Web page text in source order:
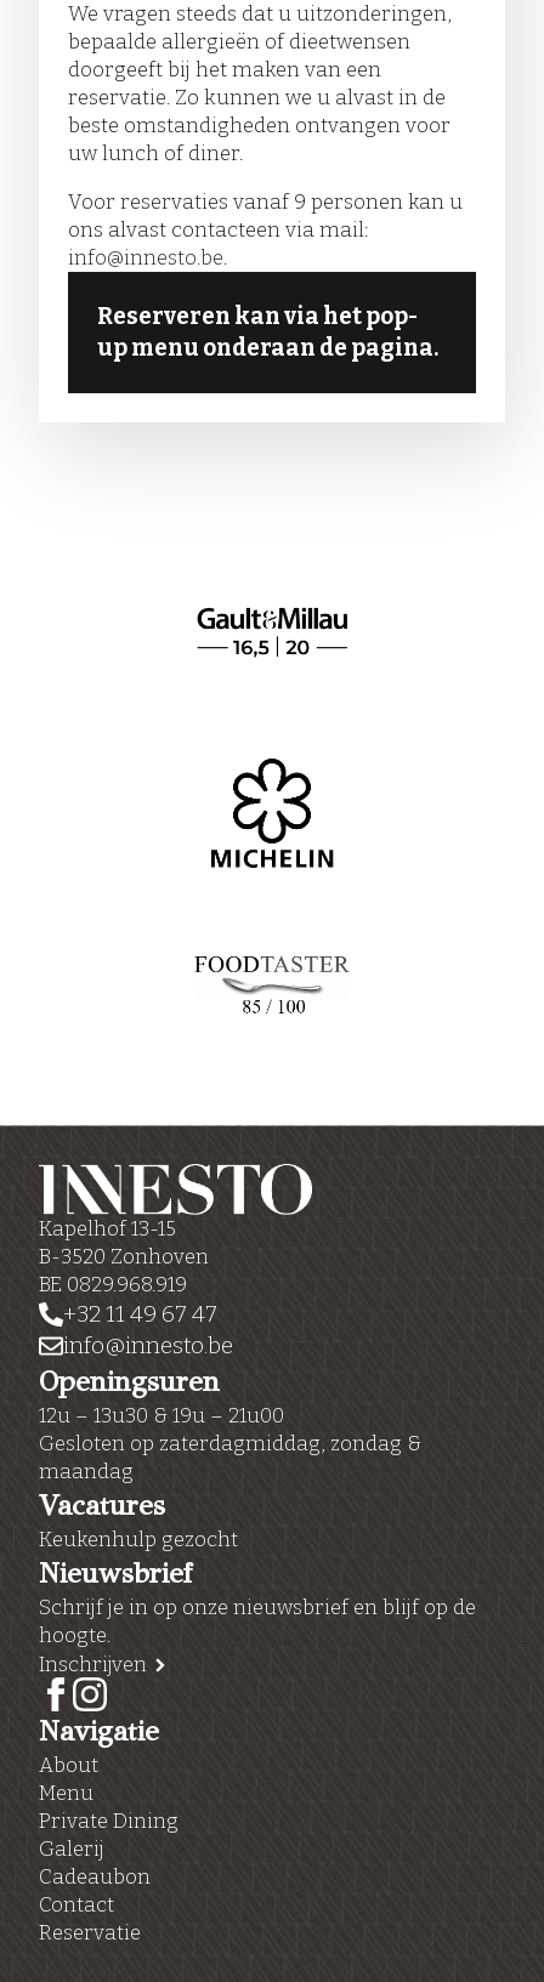
We vragen steeds dat u uitzonderingen,
bepaalde allergieën of dieetwensen
doorgeeft bij het maken van een
reservatie. Zo kunnen we u alvast in de
beste omstandigheden ontvangen voor
uw lunch of diner.
Voor reservaties vanaf 9 personen kan u
ons alvast contacteen via mail:
info@innesto.be.
Reserveren kan via het pop-
up menu onderaan de pagina.
Kapelhof 13-15
B-3520 Zonhoven
BE 0829.968.919
+32 11 49 67 47
info@innesto.be
Openingsuren
12u – 13u30 & 19u – 21u00
Gesloten op zaterdagmiddag, zondag &
maandag
Vacatures
Keukenhulp gezocht
Nieuwsbrief
Schrijf je in op onze nieuwsbrief en blijf op de
hoogte.
Inschrijven
Navigatie
About
Menu
Private Dining
Galerij
Cadeaubon
Contact
Reservatie